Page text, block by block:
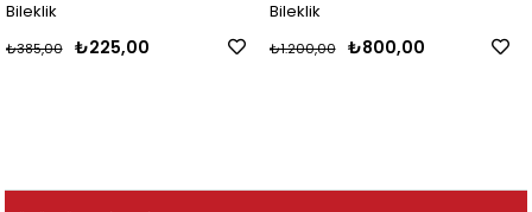
₺800,00